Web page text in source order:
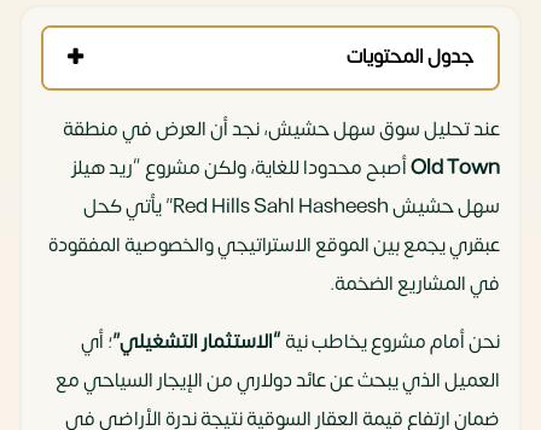
جدول المحتويات
عند تحليل سوق سهل حشيش، نجد أن العرض في منطقة
Old Townأصبح محدودا للغاية، ولكن مشروع “ريد هيلز
سهل حشيش Red Hills Sahl Hasheesh” يأتي كحل
عبقري يجمع بين الموقع الاستراتيجي والخصوصية المفقودة
في المشاريع الضخمة.
نحن أمام مشروع يخاطب نية“الاستثمار التشغيلي”؛ أي
العميل الذي يبحث عن عائد دولاري من الإيجار السياحي مع
ضمان ارتفاع قيمة العقار السوقية نتيجة ندرة الأراضي في